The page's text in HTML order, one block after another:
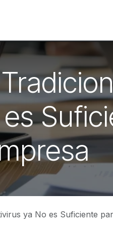
ya No es Suficiente para tu